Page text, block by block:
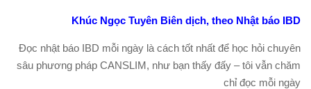
Khúc Ngọc Tuyên Biên dịch, theo Nhật báo IBD
Đọc nhật báo IBD mỗi ngày là cách tốt nhất để học hỏi chuyên
sâu phương pháp CANSLIM, như bạn thấy đấy – tôi vẫn chăm
chỉ đọc mỗi ngày